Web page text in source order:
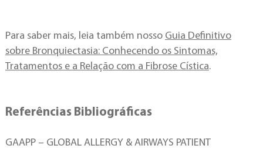
Para saber mais, leia também nosso Guia Definitivo
sobre Bronquiectasia: Conhecendo os Sintomas,
Tratamentos e a Relação com a Fibrose Cística.
Referências Bibliográficas
GAAPP – GLOBAL ALLERGY & AIRWAYS PATIENT